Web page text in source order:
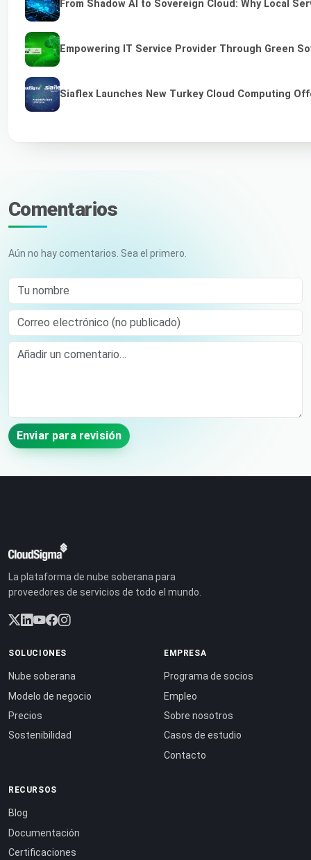
From Shadow AI to Sovereign Cloud: Why Local
Empowering IT Service Provider Through Green
Siaflex Launches New Turkey Cloud Computing
Comentarios
Aún no hay comentarios. Sea el primero.
Tu nombre
Correo electrónico (no publicado)
Comment
Enviar para revisión
La plataforma de nube soberana para
proveedores de servicios de todo el mundo.
SOLUCIONES
Nube soberana
Modelo de negocio
Precios
Sostenibilidad
EMPRESA
Programa de socios
Empleo
Sobre nosotros
Casos de estudio
Contacto
RECURSOS
Blog
Documentación
Certificaciones